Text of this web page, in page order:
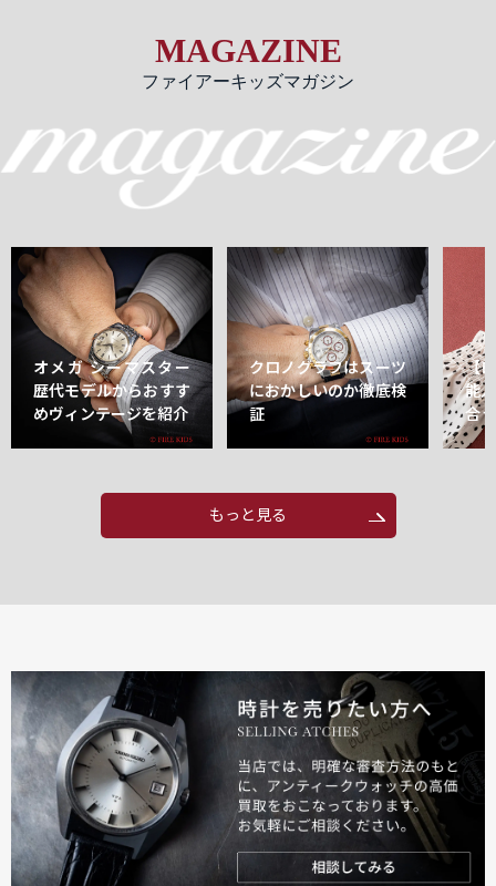
MAGAZINE
ファイアーキッズマガジン
オメガ シーマスター
歴代モデルからおすす
めヴィンテージを紹介
クロノグラフはスーツ
におかしいのか徹底検
証
【
能
合
もっと見る